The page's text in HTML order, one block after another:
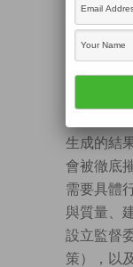
領域，如
然而，無
基石，一
生成的結
會被徹底
需要具體
與質量、
設立監督
策），以